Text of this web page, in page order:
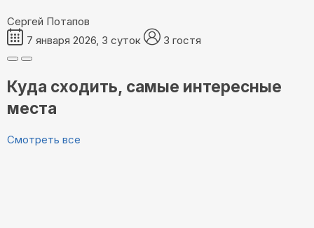
Сергей Потапов
7 января 2026, 3 суток
3 гостя
Куда сходить, самые интересные
места
Смотреть все